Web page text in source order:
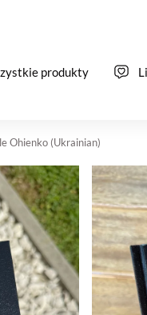
produkty
Ohienko (Ukrainian)